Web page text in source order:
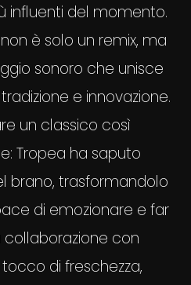
influenti del momento.
non è solo un remix, ma
sonoro che unisce
e innovazione.
un classico così
Tropea ha saputo
brano, trasformandolo
di emozionare e far
collaborazione con
di freschezza,